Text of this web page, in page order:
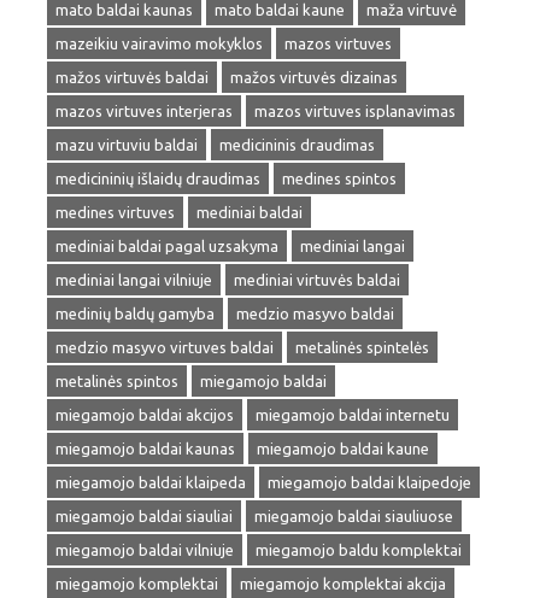
mato baldai kaunas
mato baldai kaune
maža virtuvė
mazeikiu vairavimo mokyklos
mazos virtuves
mažos virtuvės baldai
mažos virtuvės dizainas
mazos virtuves interjeras
mazos virtuves isplanavimas
mazu virtuviu baldai
medicininis draudimas
medicininių išlaidų draudimas
medines spintos
medines virtuves
mediniai baldai
mediniai baldai pagal uzsakyma
mediniai langai
mediniai langai vilniuje
mediniai virtuvės baldai
medinių baldų gamyba
medzio masyvo baldai
medzio masyvo virtuves baldai
metalinės spintelės
metalinės spintos
miegamojo baldai
miegamojo baldai akcijos
miegamojo baldai internetu
miegamojo baldai kaunas
miegamojo baldai kaune
miegamojo baldai klaipeda
miegamojo baldai klaipedoje
miegamojo baldai siauliai
miegamojo baldai siauliuose
miegamojo baldai vilniuje
miegamojo baldu komplektai
miegamojo komplektai
miegamojo komplektai akcija